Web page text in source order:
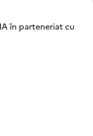
în parteneriat cu